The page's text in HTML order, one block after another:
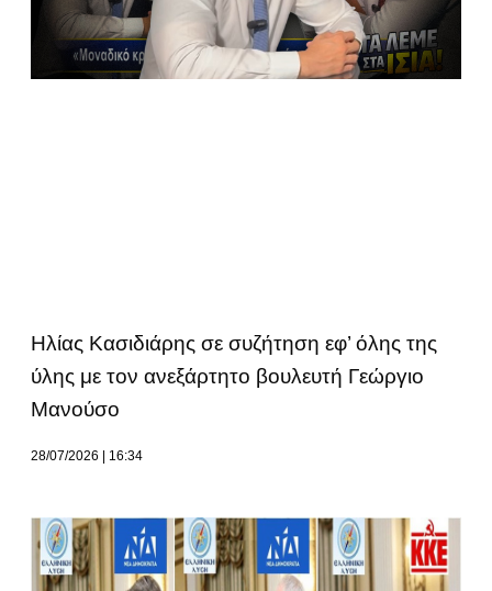
Ηλίας Κασιδιάρης σε συζήτηση εφ’ όλης της
ύλης με τον ανεξάρτητο βουλευτή Γεώργιο
Μανούσο
28/07/2026 16:34